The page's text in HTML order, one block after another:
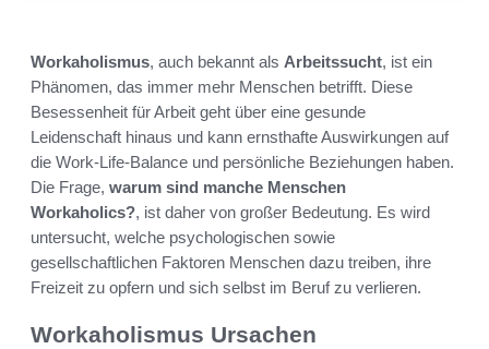
Workaholismus, auch bekannt als Arbeitssucht, ist ein
Phänomen, das immer mehr Menschen betrifft. Diese
Besessenheit für Arbeit geht über eine gesunde
Leidenschaft hinaus und kann ernsthafte Auswirkungen auf
die Work-Life-Balance und persönliche Beziehungen haben.
Die Frage, warum sind manche Menschen
Workaholics?, ist daher von großer Bedeutung. Es wird
untersucht, welche psychologischen sowie
gesellschaftlichen Faktoren Menschen dazu treiben, ihre
Freizeit zu opfern und sich selbst im Beruf zu verlieren.
Workaholismus Ursachen